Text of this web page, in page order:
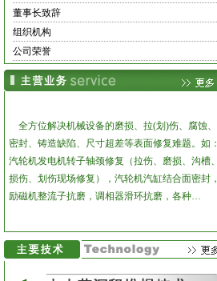
董事长致辞
组织机构
公司荣誉
全方位解决机械设备的磨损、拉(划)伤、腐蚀、
密封、铸造缺陷、尺寸超差等表面修复难题。 如：
汽轮机发电机转子轴颈修复（拉伤、磨损、沟槽、
损伤、划伤现场修复），汽轮机汽缸结合面密封，
励磁机整流子抗磨，调相器滑环抗磨，各种…